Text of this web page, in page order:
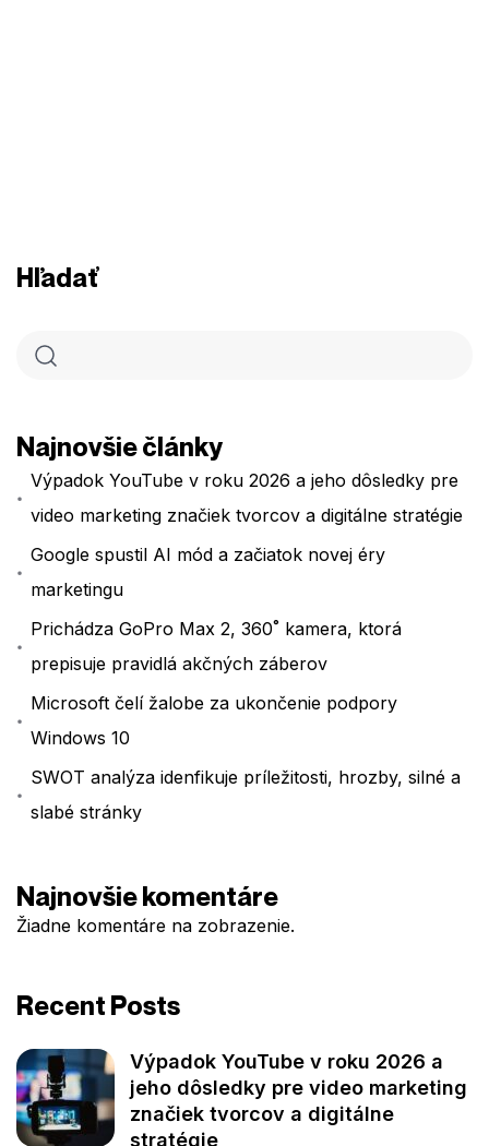
Hľadať
Najnovšie články
Výpadok YouTube v roku 2026 a jeho dôsledky pre
video marketing značiek tvorcov a digitálne stratégie
Google spustil AI mód a začiatok novej éry
marketingu
Prichádza GoPro Max 2, 360˚ kamera, ktorá
prepisuje pravidlá akčných záberov
Microsoft čelí žalobe za ukončenie podpory
Windows 10
SWOT analýza idenfikuje príležitosti, hrozby, silné a
slabé stránky
Najnovšie komentáre
Žiadne komentáre na zobrazenie.
Recent Posts
Výpadok YouTube v roku 2026 a
jeho dôsledky pre video marketing
značiek tvorcov a digitálne
stratégie